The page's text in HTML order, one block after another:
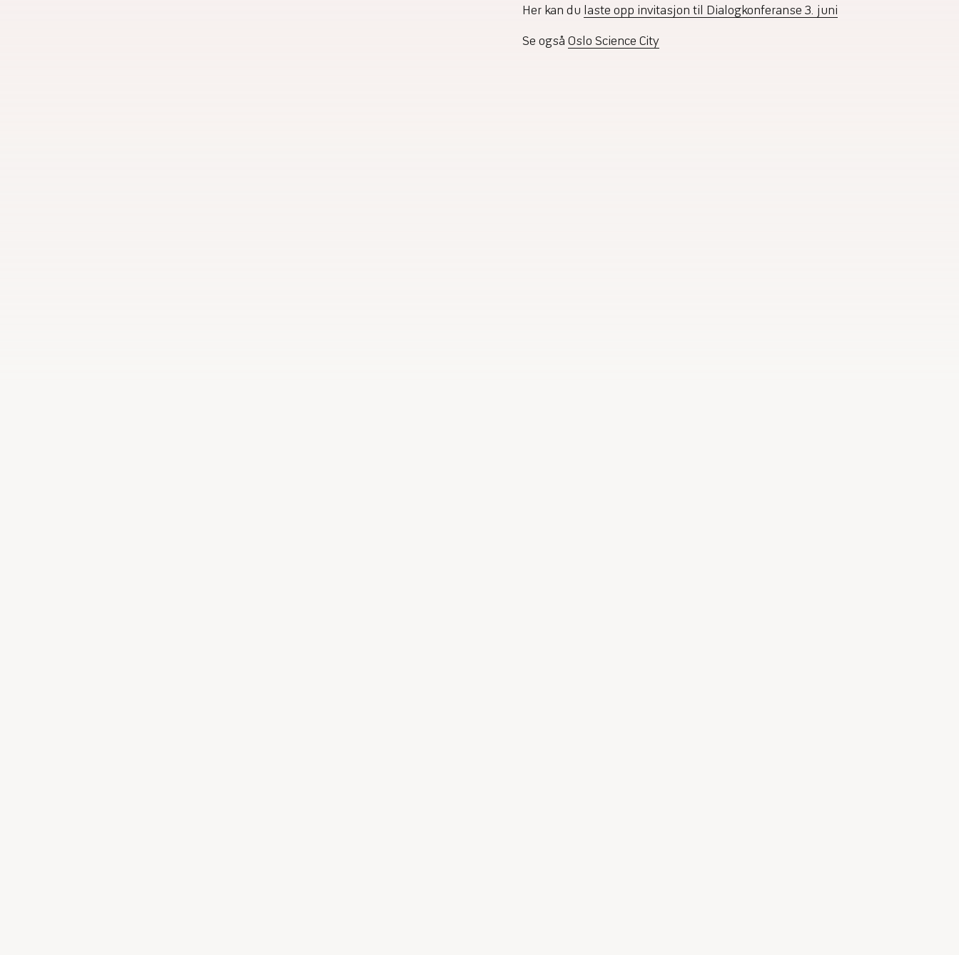
Her kan du laste opp invitasjon til Dialogkonferanse 3. juni
Se også Oslo Science City